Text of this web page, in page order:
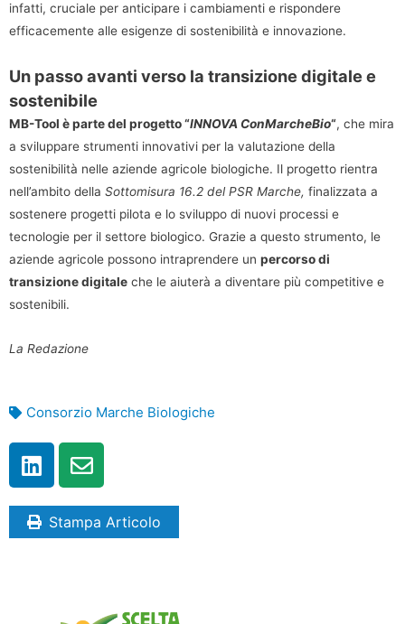
infatti, cruciale per anticipare i cambiamenti e rispondere
efficacemente alle esigenze di sostenibilità e innovazione.
Un passo avanti verso la transizione digitale e
sostenibile
MB-Tool è parte del progetto “INNOVA ConMarcheBio“, che mira
a sviluppare strumenti innovativi per la valutazione della
sostenibilità nelle aziende agricole biologiche. Il progetto rientra
nell’ambito della Sottomisura 16.2 del PSR Marche, finalizzata a
sostenere progetti pilota e lo sviluppo di nuovi processi e
tecnologie per il settore biologico. Grazie a questo strumento, le
aziende agricole possono intraprendere un percorso di
transizione digitale che le aiuterà a diventare più competitive e
sostenibili.
La Redazione
Consorzio Marche Biologiche
Stampa Articolo